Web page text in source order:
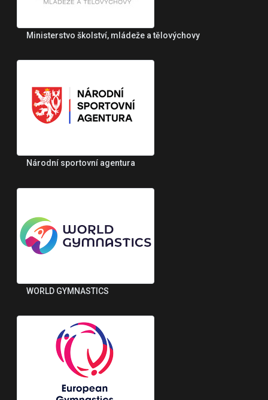
Ministerstvo školství, mládeže a tělovýchovy
Národní sportovní agentura
WORLD GYMNASTICS